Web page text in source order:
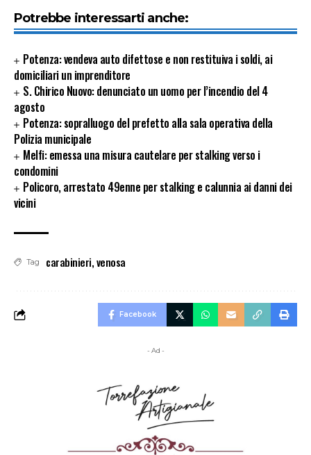
Potrebbe interessarti anche:
Potenza: vendeva auto difettose e non restituiva i soldi, ai
domiciliari un imprenditore
S. Chirico Nuovo: denunciato un uomo per l’incendio del 4
agosto
Potenza: sopralluogo del prefetto alla sala operativa della
Polizia municipale
Melfi: emessa una misura cautelare per stalking verso i
condomini
Policoro, arrestato 49enne per stalking e calunnia ai danni dei
vicini
Tag carabinieri,venosa
Facebook
- Ad -